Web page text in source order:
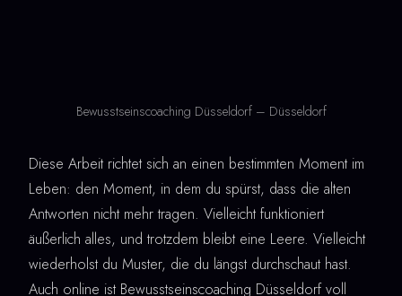
Bewusstseinscoaching Düsseldorf – Düsseldorf
Diese Arbeit richtet sich an einen bestimmten Moment im
Leben: den Moment, in dem du spürst, dass die alten
Antworten nicht mehr tragen. Vielleicht funktioniert
äußerlich alles, und trotzdem bleibt eine Leere. Vielleicht
wiederholst du Muster, die du längst durchschaut hast.
Auch online ist Bewusstseinscoaching Düsseldorf voll